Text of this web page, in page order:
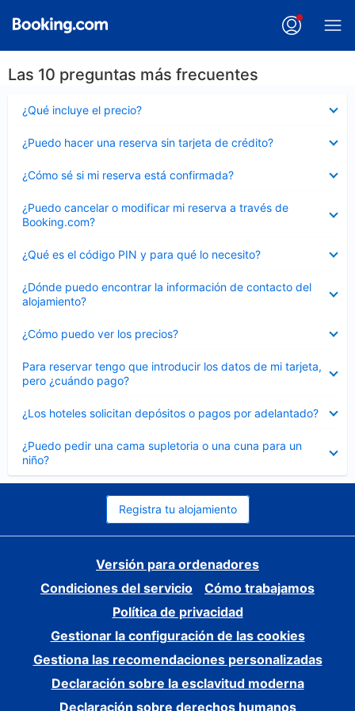
Las 10 preguntas más frecuentes
¿Qué incluye el precio?
cerrado
¿Puedo hacer una reserva sin tarjeta de crédito?
cerrado
¿Cómo sé si mi reserva está confirmada?
cerrado
¿Puedo cancelar o modificar mi reserva a través de
Booking.com?
cerrado
¿Qué es el código PIN y para qué lo necesito?
cerrado
¿Dónde puedo encontrar la información de contacto del
alojamiento?
cerrado
¿Cómo puedo ver los precios?
cerrado
Para reservar tengo que introducir los datos de mi tarjeta,
pero ¿cuándo pago?
cerrado
¿Los hoteles solicitan depósitos o pagos por adelantado?
cerrado
¿Puedo pedir una cama supletoria o una cuna para un
niño?
cerrado
Registra tu alojamiento
Versión para ordenadores
Condiciones del servicio
Cómo trabajamos
Política de privacidad
Gestionar la configuración de las cookies
Gestiona las recomendaciones personalizadas
Declaración sobre la esclavitud moderna
Declaración sobre derechos humanos